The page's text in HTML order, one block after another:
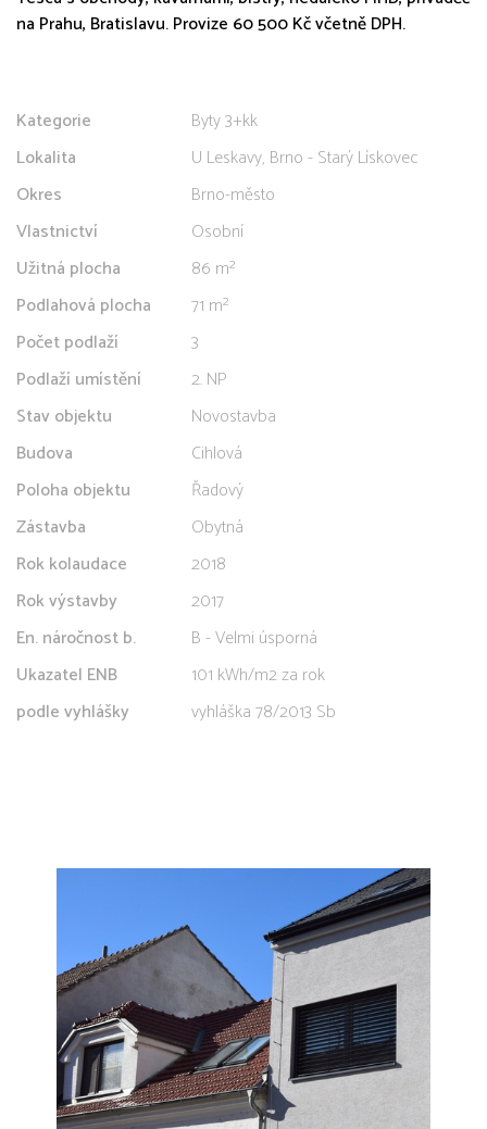
na Prahu, Bratislavu. Provize 60 500 Kč včetně DPH.
Kategorie
Byty 3+kk
Lokalita
U Leskavy, Brno - Starý Lískovec
Okres
Brno-město
Vlastnictví
Osobní
Užitná plocha
86 m²
Podlahová plocha
71 m²
Počet podlaží
3
Podlaží umístění
2. NP
Stav objektu
Novostavba
Budova
Cihlová
Poloha objektu
Řadový
Zástavba
Obytná
Rok kolaudace
2018
Rok výstavby
2017
En. náročnost b.
B - Velmi úsporná
Ukazatel ENB
101 kWh/m2 za rok
podle vyhlášky
vyhláška 78/2013 Sb